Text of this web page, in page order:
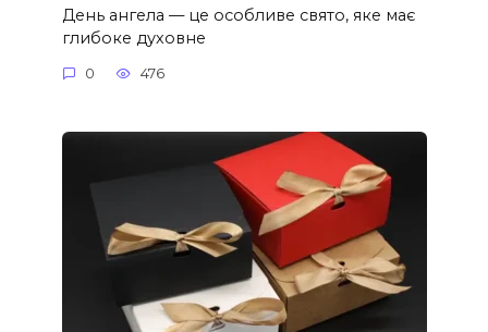
День ангела — це особливе свято, яке має
глибоке духовне
0 476